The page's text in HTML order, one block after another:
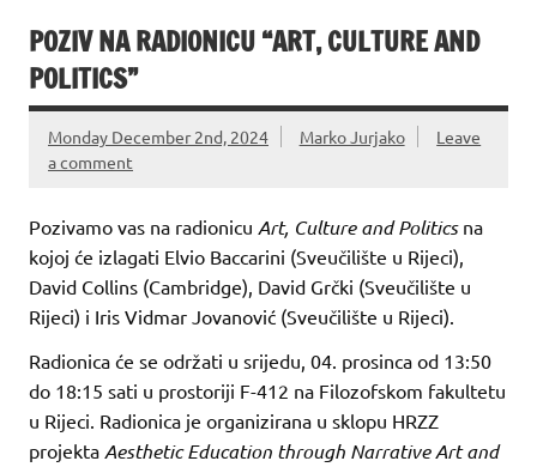
POZIV NA RADIONICU “ART, CULTURE AND
POLITICS”
Monday December 2nd, 2024 Marko Jurjako
Leave
a comment
Pozivamo vas na radionicu Art, Culture and Politicsna
kojoj će izlagati Elvio Baccarini (Sveučilište u Rijeci),
David Collins (Cambridge), David Grčki (Sveučilište u
Rijeci) i Iris Vidmar Jovanović (Sveučilište u Rijeci).
Radionica će se održati u srijedu, 04. prosinca od 13:50
do 18:15 sati u prostoriji F-412 na Filozofskom fakultetu
u Rijeci. Radionica je organizirana u sklopu HRZZ
projekta Aesthetic Education through Narrative Art and